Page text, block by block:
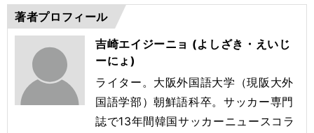
著者プロフィール
吉崎エイジーニョ (よしざき・えいじ
ーにょ)
ライター。大阪外国語大学（現阪大外
国語学部）朝鮮語科卒。サッカー専門
誌で13年間韓国サッカーニュースコラ